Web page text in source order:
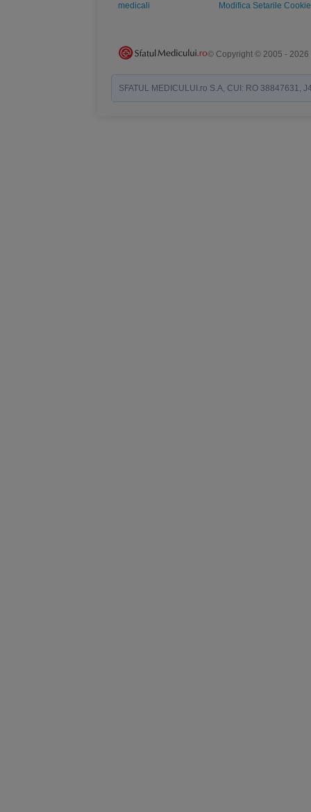
medicali
Modifica Setarile Cookie
© Copyright © 2005 - 2026
SFATUL MEDICULUI.ro S.A, CUI: RO 38847631,